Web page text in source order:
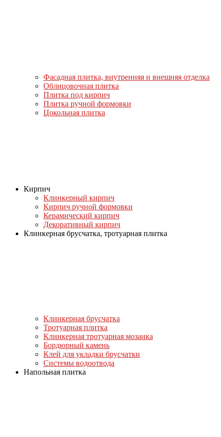
Фасадная плитка, внутренняя и внешняя отделка
Облицовочная плитка
Плитка под кирпич
Плитка ручной формовки
Цокольная плитка
Кирпич
Клинкерный кирпич
Кирпич ручной формовки
Керамический кирпич
Декоративный кирпич
Клинкерная брусчатка, тротуарная плитка
Клинкерная брусчатка
Тротуарная плитка
Клинкерная тротуарная мозаика
Бордюрный камень
Клей для укладки брусчатки
Системы водоотвода
Напольная плитка